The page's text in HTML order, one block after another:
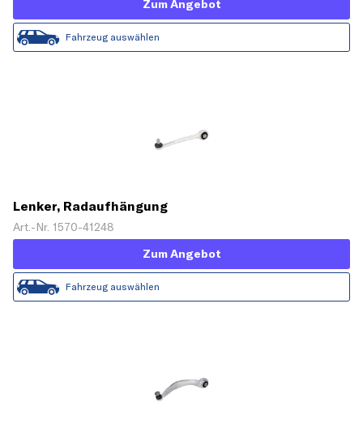
Zum Angebot
Fahrzeug auswählen
Lenker, Radaufhängung
Art.-Nr. 1570-41248
Zum Angebot
Fahrzeug auswählen